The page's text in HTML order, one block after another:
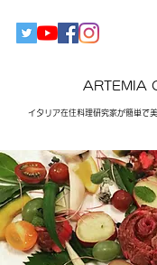
ARTEMIA
イタリア在住料理研究家が簡単で